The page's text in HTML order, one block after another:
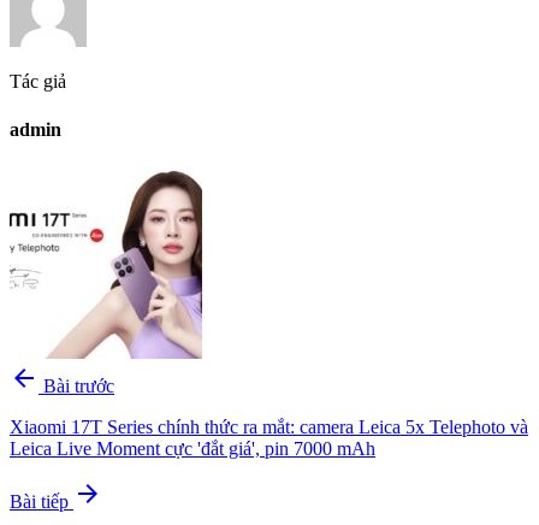
Tác giả
admin
arrow_back Bài trước
Xiaomi 17T Series chính thức ra mắt: camera Leica 5x Telephoto và
Leica Live Moment cực 'đắt giá', pin 7000 mAh
Bài tiếp arrow_forward